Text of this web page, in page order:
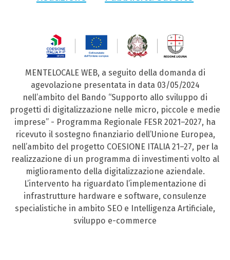
MENTELOCALE WEB, a seguito della domanda di
agevolazione presentata in data 03/05/2024
nell’ambito del Bando “Supporto allo sviluppo di
progetti di digitalizzazione nelle micro, piccole e medie
imprese” - Programma Regionale FESR 2021–2027, ha
ricevuto il sostegno finanziario dell’Unione Europea,
nell’ambito del progetto COESIONE ITALIA 21–27, per la
realizzazione di un programma di investimenti volto al
miglioramento della digitalizzazione aziendale.
L’intervento ha riguardato l’implementazione di
infrastrutture hardware e software, consulenze
specialistiche in ambito SEO e Intelligenza Artificiale,
sviluppo e-commerce